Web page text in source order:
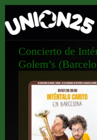
Concierto de
Golem’s